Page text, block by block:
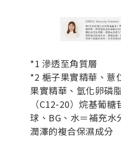
*1 滲透至角質層
*2 梔子果實精華、薏
果實精華、氫化卵磷
（C12-20）烷基葡
球、BG、水＝補充水
潤澤的複合保濕成分